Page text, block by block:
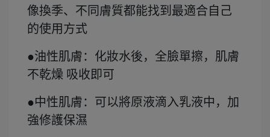
像換季、不同膚質都能找到最適合自己
的使用方式
●油性肌膚：化妝水後，全臉單擦，肌膚
不乾燥 吸收即可
●中性肌膚：可以將原液滴入乳液中，加
強修護保濕